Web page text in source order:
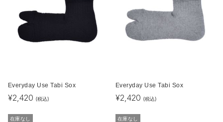
Everyday Use Tabi Sox
¥2,420 (税込)
Everyday Use Tabi Sox
¥2,420 (税込)
在庫なし 在庫なし